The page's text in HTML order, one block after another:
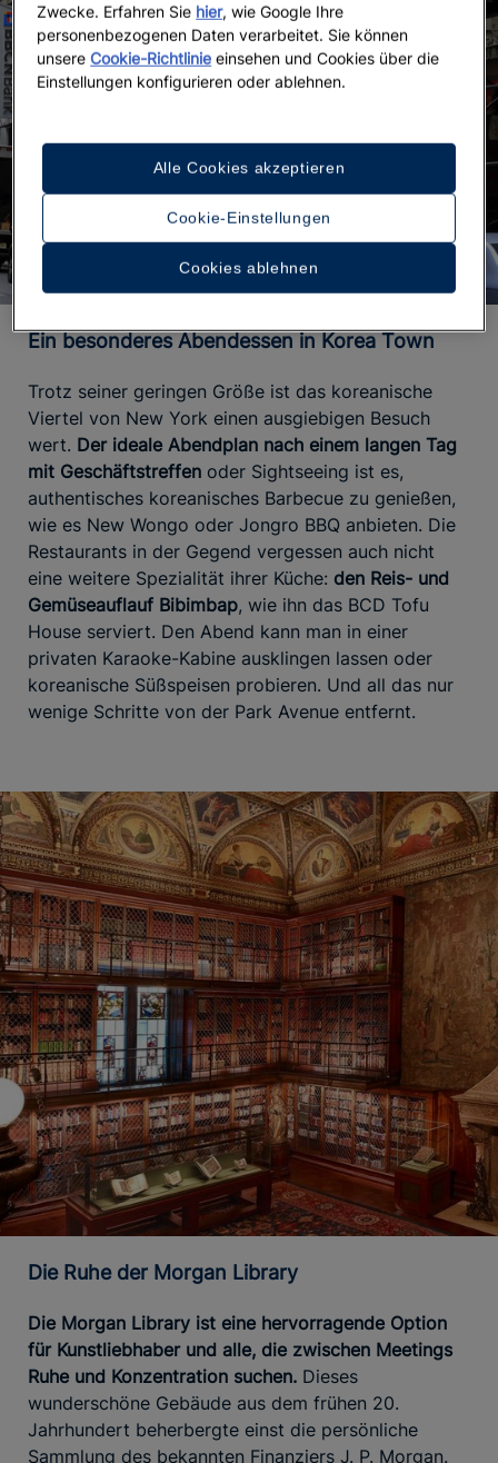
Ein besonderes Abendessen in Korea Town
Trotz seiner geringen Größe ist das koreanische
Viertel von New York einen ausgiebigen Besuch
wert. Der ideale Abendplan nach einem langen Tag
mit Geschäftstreffen oder Sightseeing ist es,
authentisches koreanisches Barbecue zu genießen,
wie es New Wongo oder Jongro BBQ anbieten. Die
Restaurants in der Gegend vergessen auch nicht
eine weitere Spezialität ihrer Küche: den Reis- und
Gemüseauflauf Bibimbap, wie ihn das BCD Tofu
House serviert. Den Abend kann man in einer
privaten Karaoke-Kabine ausklingen lassen oder
koreanische Süßspeisen probieren. Und all das nur
wenige Schritte von der Park Avenue entfernt.
Die Ruhe der Morgan Library
Die Morgan Library ist eine hervorragende Option
für Kunstliebhaber und alle, die zwischen Meetings
Ruhe und Konzentration suchen. Dieses
wunderschöne Gebäude aus dem frühen 20.
Jahrhundert beherbergte einst die persönliche
Sammlung des bekannten Finanziers J. P. Morgan.
Zwecke. Erfahren Sie hier, wie Google Ihre
personenbezogenen Daten verarbeitet. Sie können
unsereCookie-Richtlinie einsehen und Cookies über die
Einstellungen konfigurieren oder ablehnen.
Cookie-Einstellungen
Cookies ablehnen
Alle Cookies akzeptieren